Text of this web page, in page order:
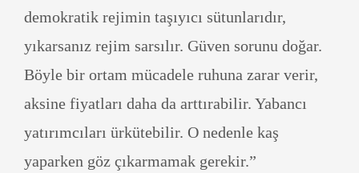
demokratik rejimin taşıyıcı sütunlarıdır,
yıkarsanız rejim sarsılır. Güven sorunu doğar.
Böyle bir ortam mücadele ruhuna zarar verir,
aksine fiyatları daha da arttırabilir. Yabancı
yatırımcıları ürkütebilir. O nedenle kaş
yaparken göz çıkarmamak gerekir.”